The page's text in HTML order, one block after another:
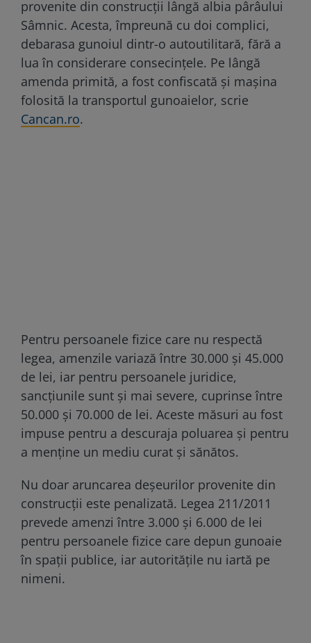
provenite din construcții lângă albia pârâului
Sâmnic. Acesta, împreună cu doi complici,
debarasa gunoiul dintr-o autoutilitară, fără a
lua în considerare consecințele. Pe lângă
amenda primită, a fost confiscată și mașina
folosită la transportul gunoaielor, scrie
Cancan.ro.
Pentru persoanele fizice care nu respectă
legea, amenzile variază între 30.000 și 45.000
de lei, iar pentru persoanele juridice,
sancțiunile sunt și mai severe, cuprinse între
50.000 și 70.000 de lei. Aceste măsuri au fost
impuse pentru a descuraja poluarea și pentru
a menține un mediu curat și sănătos.
Nu doar aruncarea deșeurilor provenite din
construcții este penalizată. Legea 211/2011
prevede amenzi între 3.000 și 6.000 de lei
pentru persoanele fizice care depun gunoaie
în spații publice, iar autoritățile nu iartă pe
nimeni.